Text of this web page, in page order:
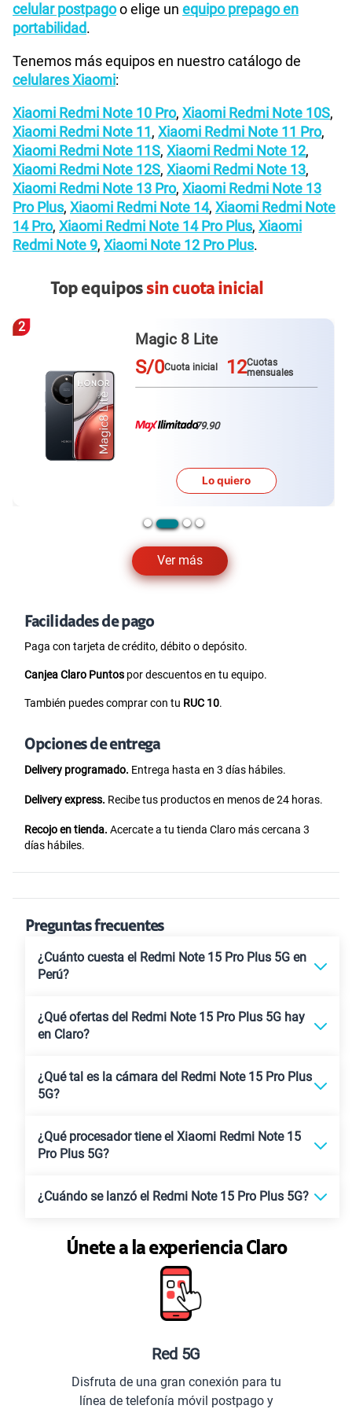
celular postpagoo elige un equipo prepago en
portabilidad.
Tenemos más equipos en nuestro catálogo de
celulares Xiaomi:
Xiaomi Redmi Note 10 Pro, Xiaomi Redmi Note 10S,
Xiaomi Redmi Note 11, Xiaomi Redmi Note 11 Pro,
Xiaomi Redmi Note 11S, Xiaomi Redmi Note 12,
Xiaomi Redmi Note 12S, Xiaomi Redmi Note 13,
Xiaomi Redmi Note 13 Pro, Xiaomi Redmi Note 13
Pro Plus, Xiaomi Redmi Note 14, Xiaomi Redmi Note
14 Pro, Xiaomi Redmi Note 14 Pro Plus, Xiaomi
Redmi Note 9, Xiaomi Note 12 Pro Plus.
Top equipossin cuota inicial
Ver más
2
Magic 8 Lite
S/0Cuota inicial 12Cuotas
mensuales
79.90
Lo quiero
Facilidades de pago
Paga con tarjeta de crédito, débito o depósito.
Canjea Claro Puntos por descuentos en tu equipo.
También puedes comprar con tu RUC 10.
Opciones de entrega
Delivery programado. Entrega hasta en 3 días hábiles.
Delivery express. Recibe tus productos en menos de 24 horas.
Recojo en tienda. Acercate a tu tienda Claro más cercana 3
días hábiles.
Preguntas frecuentes
¿Cuánto cuesta el Redmi Note 15 Pro Plus 5G en
Perú?
¿Qué ofertas del Redmi Note 15 Pro Plus 5G hay
en Claro?
¿Qué tal es la cámara del Redmi Note 15 Pro Plus
5G?
¿Qué procesador tiene el Xiaomi Redmi Note 15
Pro Plus 5G?
¿Cuándo se lanzó el Redmi Note 15 Pro Plus 5G?
Únete a la experiencia Claro
Red 5G
Disfruta de una gran conexión para tu
línea de telefonía móvil postpago y